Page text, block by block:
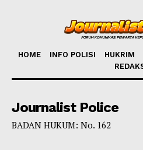
HOME INFO POLISI HUKRIM
Journalist Police
BADAN HUKUM: No. 162